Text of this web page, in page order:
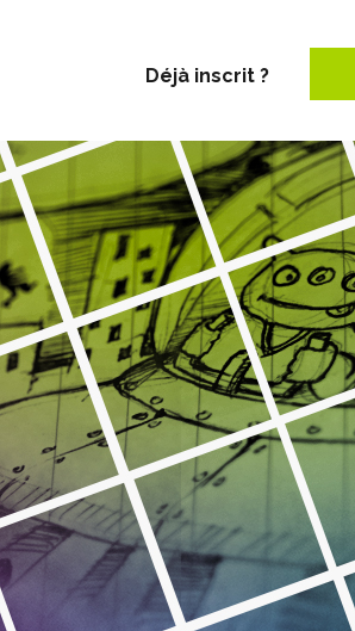
Déjà inscrit ?